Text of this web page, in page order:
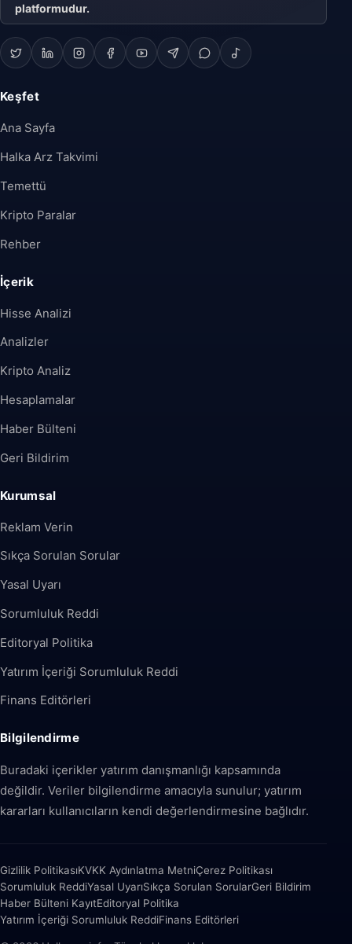
platformudur.
Keşfet
Ana Sayfa
Halka Arz Takvimi
Temettü
Kripto Paralar
Rehber
İçerik
Hisse Analizi
Analizler
Kripto Analiz
Hesaplamalar
Haber Bülteni
Geri Bildirim
Kurumsal
Reklam Verin
Sıkça Sorulan Sorular
Yasal Uyarı
Sorumluluk Reddi
Editoryal Politika
Yatırım İçeriği Sorumluluk Reddi
Finans Editörleri
Bilgilendirme
Buradaki içerikler yatırım danışmanlığı kapsamında
değildir. Veriler bilgilendirme amacıyla sunulur; yatırım
kararları kullanıcıların kendi değerlendirmesine bağlıdır.
Gizlilik PolitikasıKVKK Aydınlatma MetniÇerez Politikası
Sorumluluk ReddiYasal UyarıSıkça Sorulan SorularGeri Bildirim
Haber Bülteni KayıtEditoryal Politika
Yatırım İçeriği Sorumluluk ReddiFinans Editörleri